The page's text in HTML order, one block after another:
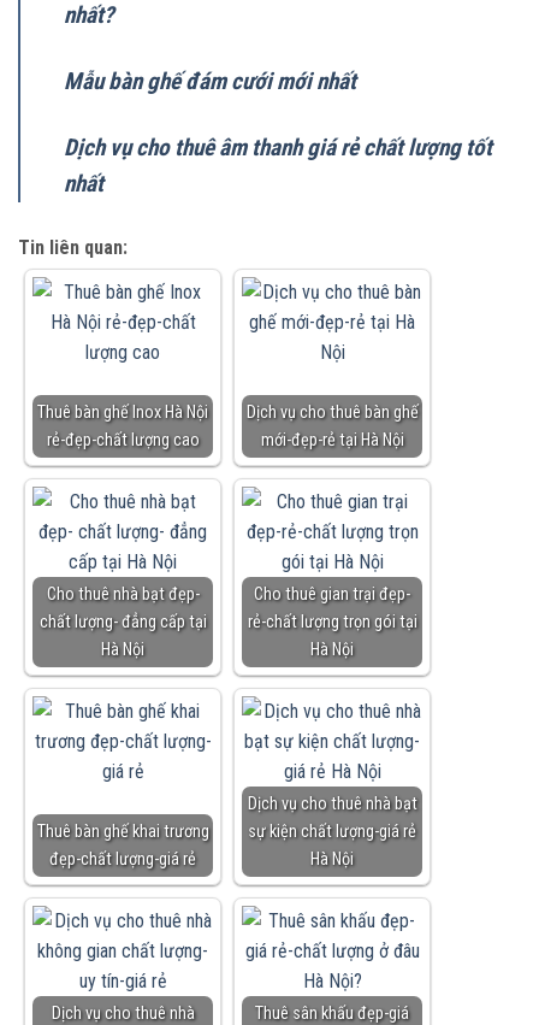
nhất?
Mẫu bàn ghế đám cưới mới nhất
Dịch vụ cho thuê âm thanh giá rẻ chất lượng tốt
nhất
Tin liên quan:
Thuê bàn ghế Inox Hà Nội
rẻ-đẹp-chất lượng cao
Dịch vụ cho thuê bàn ghế
mới-đẹp-rẻ tại Hà Nội
Cho thuê nhà bạt đẹp-
chất lượng- đẳng cấp tại
Hà Nội
Cho thuê gian trại đẹp-
rẻ-chất lượng trọn gói tại
Hà Nội
Thuê bàn ghế khai trương
đẹp-chất lượng-giá rẻ
Dịch vụ cho thuê nhà bạt
sự kiện chất lượng-giá rẻ
Hà Nội
Dịch vụ cho thuê nhà
Thuê sân khấu đẹp-giá